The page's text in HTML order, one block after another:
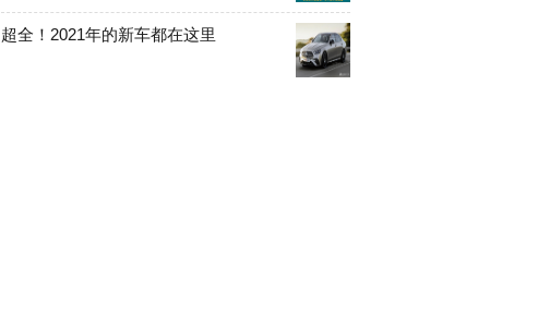
超全！2021年的新车都在这里